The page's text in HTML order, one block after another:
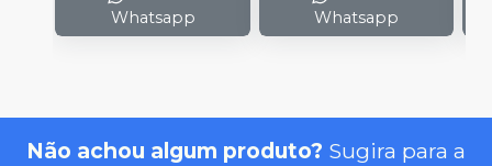
Whatsapp
Whatsapp
Não achou algum produto? Sugira para a